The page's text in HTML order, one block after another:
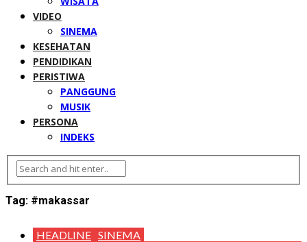
VIDEO
SINEMA
KESEHATAN
PENDIDIKAN
PERISTIWA
PANGGUNG
MUSIK
PERSONA
INDEKS
Tag: #makassar
HEADLINE SINEMA